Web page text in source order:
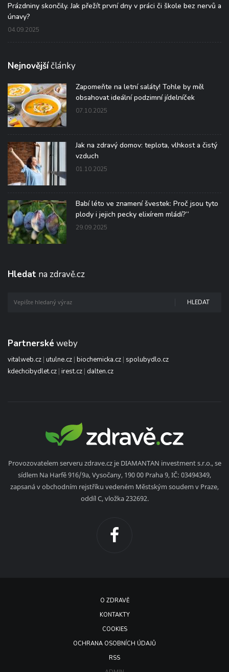
Prázdniny skončily. Jak přežít první dny v práci či škole bez nervů a
únavy?
04.09.2025
Nejnovějšíčlánky
Zapomeňte na letní saláty! Tohle by měl
obsahovat ideální podzimní jídelníček
07.10.2025
Jak na zdravý domov: teplota, vlhkost a čistý
vzduch
01.10.2025
Babí léto ve znamení švestek: Proč jsou tyto
plody i jejich pecky elixírem mládí?“
29.09.2025
Hledat na zdravě.cz
HLEDAT
Partnerské weby
vitalweb.cz | utulne.cz | biochemicka.cz | spolubydlo.cz
kdechcibydlet.cz | irest.cz | dalten.cz
Provozovatelem serveru zdrave.cz je DIAMANTAN investment s.r.o., se
sídlem Na Harfě 916/9a, Vysočany, 190 00 Praha 9, IČ: 03494349,
zapsaná v obchodním rejstříku vedeném Městským soudem v Praze,
oddíl C, vložka 232692.
O ZDRAVĚ
KONTAKTY
COOKIES
OCHRANA OSOBNÍCH ÚDAJŮ
RSS